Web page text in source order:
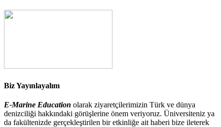
Biz Yayınlayalım
E-Marine Education olarak ziyaretçilerimizin Türk ve dünya
denizciliği hakkındaki görüşlerine önem veriyoruz. Üniversiteniz ya
da fakültenizde gerçekleştirilen bir etkinliğe ait haberi bize ileterek